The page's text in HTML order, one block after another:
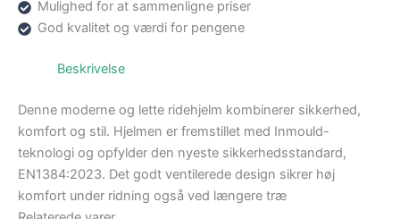
Mulighed for at sammenligne priser
God kvalitet og værdi for pengene
Beskrivelse
Denne moderne og lette ridehjelm kombinerer sikkerhed,
komfort og stil. Hjelmen er fremstillet med Inmould-
teknologi og opfylder den nyeste sikkerhedsstandard,
EN1384:2023. Det godt ventilerede design sikrer høj
komfort under ridning også ved længere træ